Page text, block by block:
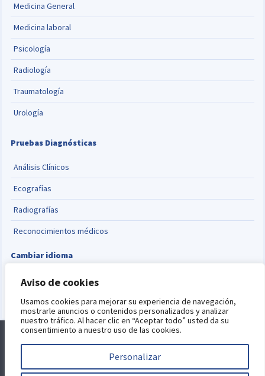
Aviso de cookies
Usamos cookies para mejorar su experiencia de navegación,
mostrarle anuncios o contenidos personalizados y analizar
nuestro tráfico. Al hacer clic en “Aceptar todo” usted da su
consentimiento a nuestro uso de las cookies.
Personalizar
Medicina General
Medicina laboral
Psicología
Radiología
Traumatología
Urología
Pruebas Diagnósticas
Análisis Clínicos
Ecografías
Radiografías
Reconocimientos médicos
Cambiar idioma
Alquiler de consultas Blog Aviso Legal
Política de Privacidad
Política de Cookies
Este sitio está protegido por reCAPTCHA y se aplican la
privacidadytérminos del serviciode Google.Desarrollo web por